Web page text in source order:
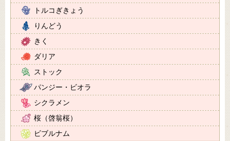
トルコぎきょう
りんどう
きく
ダリア
ストック
パンジー・ビオラ
シクラメン
桜（啓翁桜）
ビブルナム